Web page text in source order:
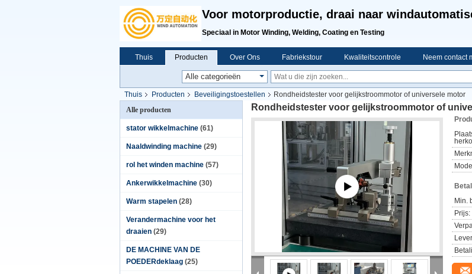
Voor motorproductie, draai naar
Speciaal in Motor Winding, Welding, Coating en Testing
Thuis Producten Over Ons Fabriekstour Kwaliteitscontrole Neem contact
Thuis Producten Beveiligingstoestellen
Rondheidstester voor gelijkstroommotor of universele motor
Alle producten
stator wikkelmachine (61)
Naaldwinding machine (29)
rol het winden machine (57)
Ankerwikkelmachine (30)
Warm stapelen (28)
Verandermachine voor het
draaien (29)
DE MACHINE VAN DE
POEDERdeklaag (25)
Rondheidstester voor gelijkstroommotor of
Min.
Prijs: